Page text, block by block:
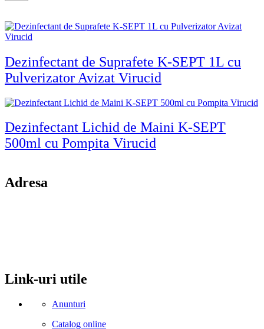
Dezinfectant de Suprafete K-SEPT 1L cu
Pulverizator Avizat Virucid
Dezinfectant Lichid de Maini K-SEPT
500ml cu Pompita Virucid
Adresa
Link-uri utile
Anunturi
Catalog online